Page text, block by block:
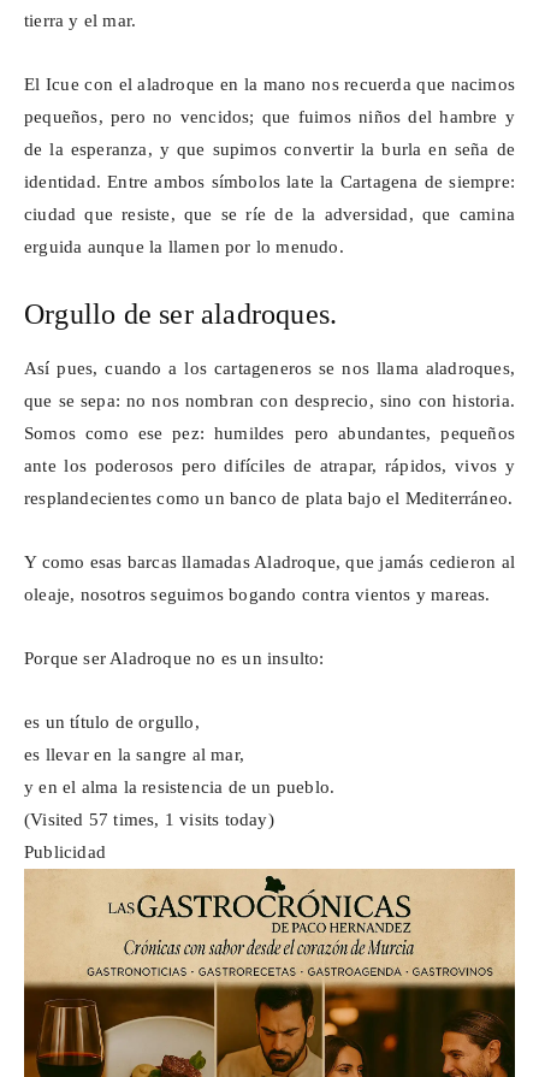
tierra y el mar.
El Icue con el aladroque en la mano nos recuerda que nacimos
pequeños, pero no vencidos; que fuimos niños del hambre y
de la esperanza, y que supimos convertir la burla en seña de
identidad. Entre ambos símbolos late la Cartagena de siempre:
ciudad que resiste, que se ríe de la adversidad, que camina
erguida aunque la llamen por lo menudo.
Orgullo de ser aladroques.
Así pues, cuando a los cartageneros se nos llama aladroques,
que se sepa: no nos nombran con desprecio, sino con historia.
Somos como ese pez: humildes pero abundantes, pequeños
ante los poderosos pero difíciles de atrapar, rápidos, vivos y
resplandecientes como un banco de plata bajo el Mediterráneo.
Y como esas barcas llamadas Aladroque, que jamás cedieron al
oleaje, nosotros seguimos bogando contra vientos y mareas.
Porque ser Aladroque no es un insulto:
es un título de orgullo,
es llevar en la sangre al mar,
y en el alma la resistencia de un pueblo.
(Visited 57 times, 1 visits today)
Publicidad